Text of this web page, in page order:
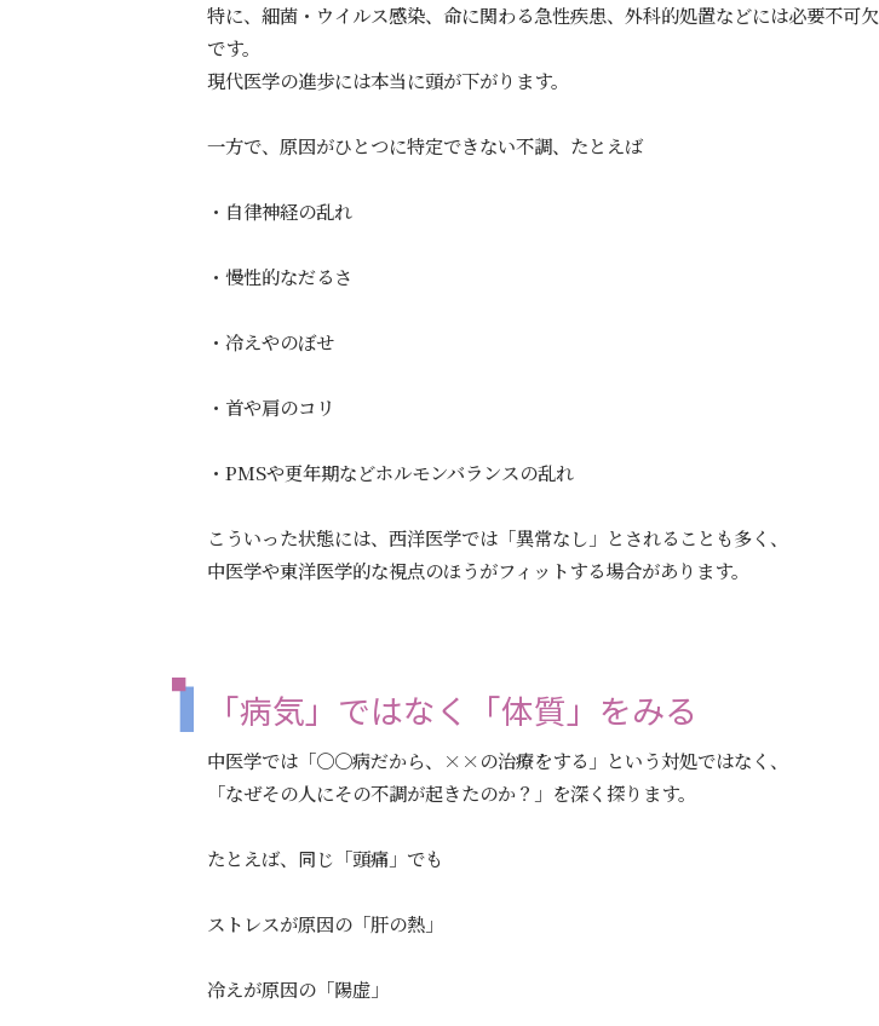
特に、細菌・ウイルス感染、命に関わる急性疾患、外科的処置などには必要不可欠
です。
現代医学の進歩には本当に頭が下がります。
一方で、原因がひとつに特定できない不調、たとえば
・自律神経の乱れ
・慢性的なだるさ
・冷えやのぼせ
・首や肩のコリ
・PMSや更年期などホルモンバランスの乱れ
こういった状態には、西洋医学では「異常なし」とされることも多く、
中医学や東洋医学的な視点のほうがフィットする場合があります。
「病気」ではなく「体質」をみる
中医学では「〇〇病だから、××の治療をする」という対処ではなく、
「なぜその人にその不調が起きたのか？」を深く探ります。
たとえば、同じ「頭痛」でも
ストレスが原因の「肝の熱」
冷えが原因の「陽虚」